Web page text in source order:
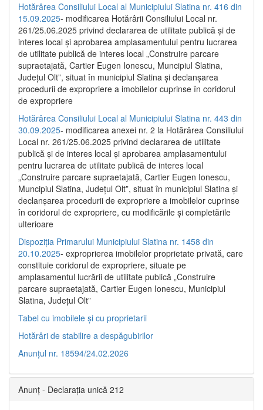
Hotărârea Consiliului Local al Municipiului Slatina nr. 416 din
15.09.2025- modificarea Hotărârii Consiliului Local nr.
261/25.06.2025 privind declararea de utilitate publică și de
interes local și aprobarea amplasamentului pentru lucrarea
de utilitate publică de interes local „Construire parcare
supraetajată, Cartier Eugen Ionescu, Muncipiul Slatina,
Județul Olt”, situat în municipiul Slatina și declanșarea
procedurii de expropriere a imobilelor cuprinse în coridorul
de expropriere
Hotărârea Consiliului Local al Municipiului Slatina nr. 443 din
30.09.2025- modificarea anexei nr. 2 la Hotărârea Consiliului
Local nr. 261/25.06.2025 privind declararea de utilitate
publică şi de interes local şi aprobarea amplasamentului
pentru lucrarea de utilitate publică de interes local
„Construire parcare supraetajată, Cartier Eugen Ionescu,
Muncipiul Slatina, Judeţul Olt”, situat în municipiul Slatina şi
declanşarea procedurii de expropriere a imobilelor cuprinse
în coridorul de expropriere, cu modificările şi completările
ulterioare
Dispoziția Primarului Municipiului Slatina nr. 1458 din
20.10.2025- exproprierea imobilelor proprietate privată, care
constituie coridorul de expropriere, situate pe
amplasamentul lucrării de utilitate publică „Construire
parcare supraetajată, Cartier Eugen Ionescu, Municipiul
Slatina, Județul Olt”
Tabel cu imobilele și cu proprietarii
Hotărâri de stabilire a despăgubirilor
Anunțul nr. 18594/24.02.2026
Anunț - Declarația unică 212